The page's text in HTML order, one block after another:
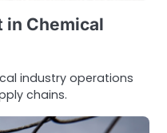
in Chemical
industry operations
chains.